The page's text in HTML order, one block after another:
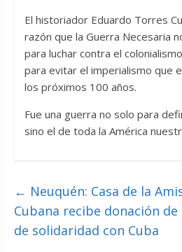
El historiador Eduardo Torres
razón que la Guerra Necesaria
para luchar contra el
para evitar el imperialismo que
los próximos 100 años.
Fue una guerra no solo para
sino el de toda la América
← Neuquén: Casa de la
Cubana recibe donación
de solidaridad con Cuba